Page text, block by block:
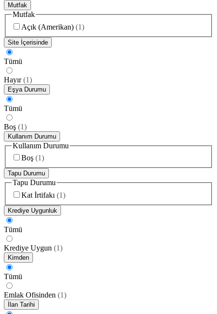
Mutfak
Mutfak
Açık (Amerikan) (1)
Site İçerisinde
Tümü
Hayır (1)
Eşya Durumu
Tümü
Boş (1)
Kullanım Durumu
Kullanım Durumu
Boş (1)
Tapu Durumu
Tapu Durumu
Kat İrtifakı (1)
Krediye Uygunluk
Tümü
Krediye Uygun (1)
Kimden
Tümü
Emlak Ofisinden (1)
İlan Tarihi